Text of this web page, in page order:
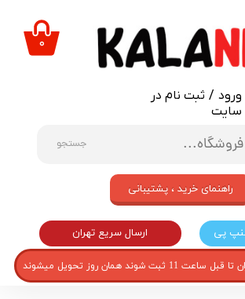
جستجو
ورود / ثبت نام در
سایت
۰
پی ارسال سریع تهران
راهنمای خرید ، پشتیبانی
همان روز تحویل میشوند